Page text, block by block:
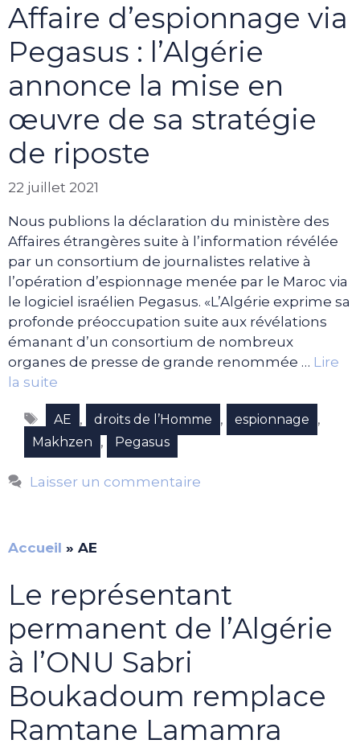
Affaire d’espionnage via
Pegasus : l’Algérie
annonce la mise en
œuvre de sa stratégie
de riposte
22 juillet 2021
Nous publions la déclaration du ministère des
Affaires étrangères suite à l’information révélée
par un consortium de journalistes relative à
l’opération d’espionnage menée par le Maroc via
le logiciel israélien Pegasus. «L’Algérie exprime sa
profonde préoccupation suite aux révélations
émanant d’un consortium de nombreux
organes de presse de grande renommée … Lire
la suite
Étiquettes
AE , droits de l’Homme , espionnage ,
Makhzen , Pegasus
Laisser un commentaire
Accueil » AE
Le représentant
permanent de l’Algérie
à l’ONU Sabri
Boukadoum remplace
Ramtane Lamamra